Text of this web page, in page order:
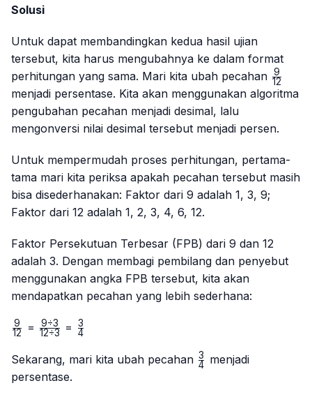
Solusi
Untuk dapat membandingkan kedua hasil ujian
tersebut, kita harus mengubahnya ke dalam format
perhitungan yang sama. Mari kita ubah pecahan
{12}
12
9
menjadi persentase. Kita akan menggunakan algoritma
pengubahan pecahan menjadi desimal, lalu
mengonversi nilai desimal tersebut menjadi persen.
Untuk mempermudah proses perhitungan, pertama-
tama mari kita periksa apakah pecahan tersebut masih
bisa disederhanakan: Faktor dari 9 adalah 1, 3, 9;
Faktor dari 12 adalah 1, 2, 3, 4, 6, 12.
Faktor Persekutuan Terbesar (FPB) dari 9 dan 12
adalah 3. Dengan membagi pembilang dan penyebut
menggunakan angka FPB tersebut, kita akan
mendapatkan pecahan yang lebih sederhana:
\frac{9}
12
9 = \frac{9
{12 ÷
3}
12÷3
9÷3 = \frac{3}
4
3
Sekarang, mari kita ubah pecahan \frac{3}
4
3
menjadi
persentase.